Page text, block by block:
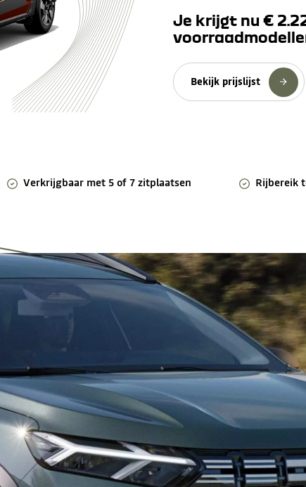
Je krijgt nu €
Bekijk prijslijst
Verkrijgbaar met 5 of 7 zitplaatsen Rijbereik